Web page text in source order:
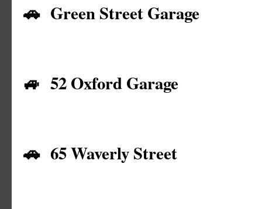
🚗 Green Street Garage
🚙 52 Oxford Garage
🚗 65 Waverly Street